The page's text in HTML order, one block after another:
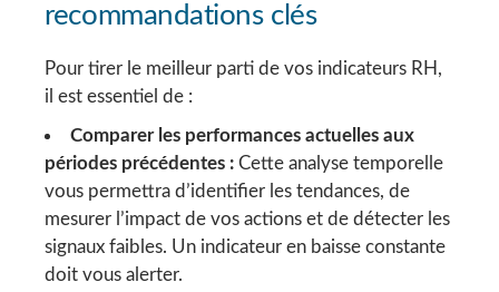
recommandations clés
Pour tirer le meilleur parti de vos indicateurs RH,
il est essentiel de :
Comparer les performances actuelles aux
périodes précédentes : Cette analyse temporelle
vous permettra d’identifier les tendances, de
mesurer l’impact de vos actions et de détecter les
signaux faibles. Un indicateur en baisse constante
doit vous alerter.